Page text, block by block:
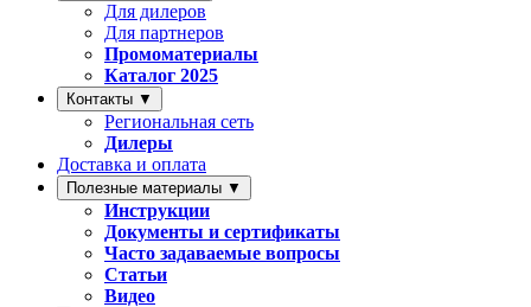
Для дилеров
Для партнеров
Промоматериалы
Каталог 2025
Контакты ▼
Региональная сеть
Дилеры
Доставка и оплата
Полезные материалы ▼
Инструкции
Документы и сертификаты
Часто задаваемые вопросы
Статьи
Видео